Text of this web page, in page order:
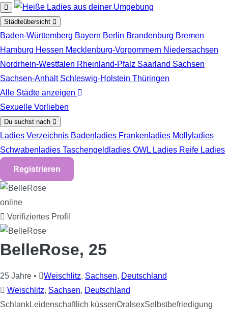
Zum Hauptinhalt springen
Städteübersicht
Baden-Württemberg Bayern Berlin Brandenburg Bremen
Hamburg Hessen Mecklenburg-Vorpommern Niedersachsen
Nordrhein-Westfalen Rheinland-Pfalz Saarland Sachsen
Sachsen-Anhalt Schleswig-Holstein Thüringen
Alle Städte anzeigen
Sexuelle Vorlieben
Du suchst nach
Ladies Verzeichnis Badenladies Frankenladies Mollyladies
Schwabenladies Taschengeldladies OWL Ladies Reife Ladies
Registrieren
online
Verifiziertes Profil
BelleRose, 25
25 Jahre • Weischlitz, Sachsen, Deutschland
Weischlitz, Sachsen, Deutschland
SchlankLeidenschaftlich küssenOralsexSelbstbefriedigung